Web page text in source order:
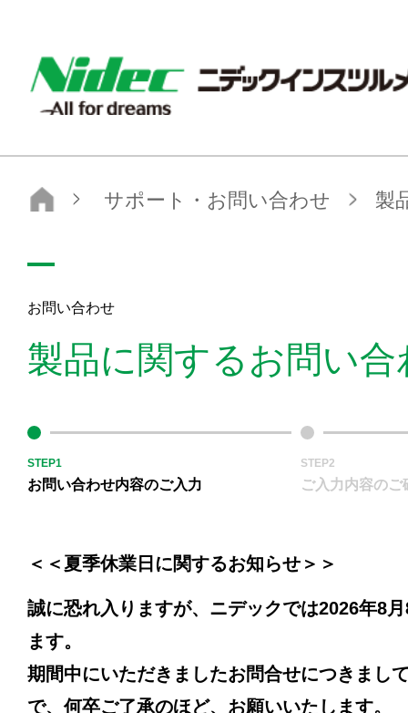
nidec-instruments
サポート・お問い合わせ 製品に関するお問い合わせ
お問い合わせ
製品に関するお問い合
STEP1
お問い合わせ内容のご入力
STEP2
ご入力内容のご
＜＜夏季休業日に関するお知らせ＞＞
誠に恐れ入りますが、ニデックでは2026年8
ます。
期間中にいただきましたお問合せにつきまし
で、何卒ご了承のほど、お願いいたします。